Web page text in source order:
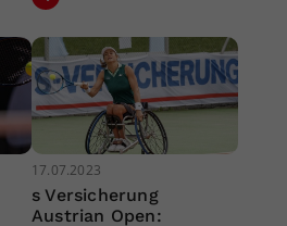
17.07.2023
s Versicherung
Austrian Open: